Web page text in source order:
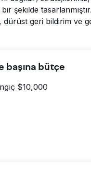
şekilde tasarlanmıştır.
geri bildirim ve
başına bütçe
$10,000